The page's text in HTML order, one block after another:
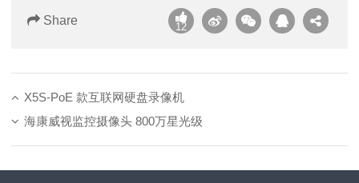
Share 12
X5S-PoE 款互联网硬盘录像机
海康威视监控摄像头 800万星光级